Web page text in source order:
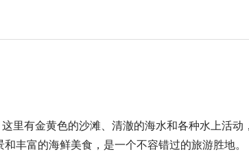
里有金黄色的沙滩、清澈的海水和各种水上活动
丰富的海鲜美食，是一个不容错过的旅游胜地。